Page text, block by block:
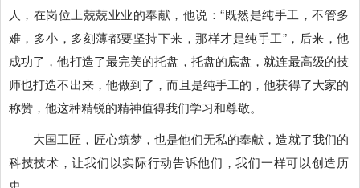
人，在岗位上兢兢业业的奉献，他说：“既然是纯手工，不管多
难，多小，多刻薄都要坚持下来，那样才是纯手工”，后来，他
成功了，他打造了最完美的托盘，托盘的底盘，就连最高级的技
师也打造不出来，他做到了，而且是纯手工的，他获得了大家的
称赞，他这种精锐的精神值得我们学习和尊敬。
大国工匠，匠心筑梦，也是他们无私的奉献，造就了我们的
科技技术，让我们以实际行动告诉他们，我们一样可以创造历